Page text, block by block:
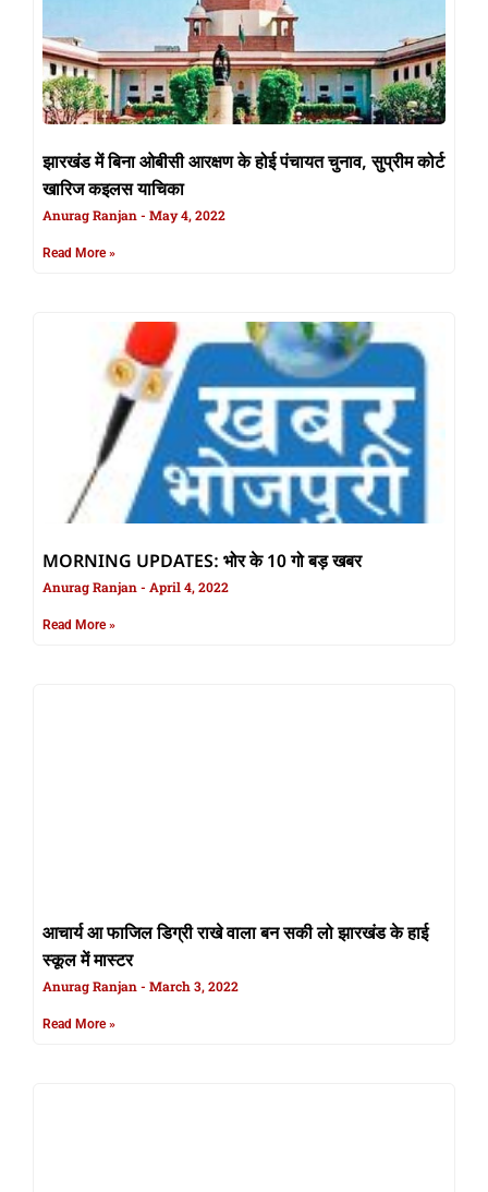
झारखंड में बिना ओबीसी आरक्षण के होई पंचायत चुनाव, सुप्रीम कोर्ट
खारिज कइलस याचिका
Anurag Ranjan May 4, 2022
Read More »
MORNING UPDATES: भोर के 10 गो बड़ खबर
Anurag Ranjan April 4, 2022
Read More »
आचार्य आ फाजिल डिग्री राखे वाला बन सकी लो झारखंड के हाई
स्कूल में मास्टर
Anurag Ranjan March 3, 2022
Read More »